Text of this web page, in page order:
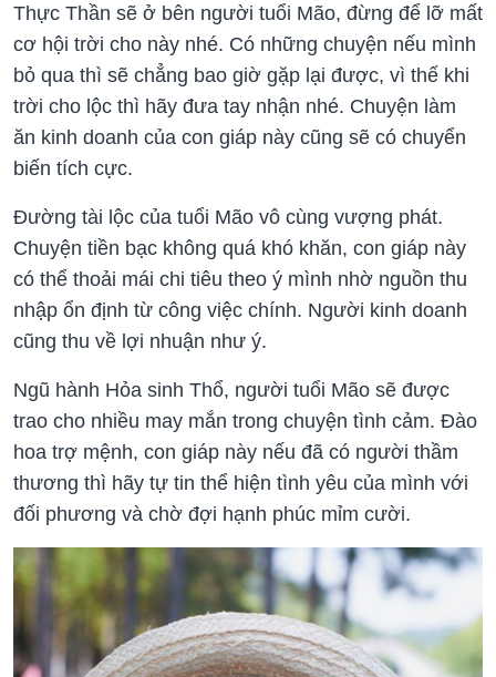
Thực Thần sẽ ở bên người tuổi Mão, đừng để lỡ mất
cơ hội trời cho này nhé. Có những chuyện nếu mình
bỏ qua thì sẽ chẳng bao giờ gặp lại được, vì thế khi
trời cho lộc thì hãy đưa tay nhận nhé. Chuyện làm
ăn kinh doanh của con giáp này cũng sẽ có chuyển
biến tích cực.
Đường tài lộc của tuổi Mão vô cùng vượng phát.
Chuyện tiền bạc không quá khó khăn, con giáp này
có thể thoải mái chi tiêu theo ý mình nhờ nguồn thu
nhập ổn định từ công việc chính. Người kinh doanh
cũng thu về lợi nhuận như ý.
Ngũ hành Hỏa sinh Thổ, người tuổi Mão sẽ được
trao cho nhiều may mắn trong chuyện tình cảm. Đào
hoa trợ mệnh, con giáp này nếu đã có người thầm
thương thì hãy tự tin thể hiện tình yêu của mình với
đối phương và chờ đợi hạnh phúc mỉm cười.